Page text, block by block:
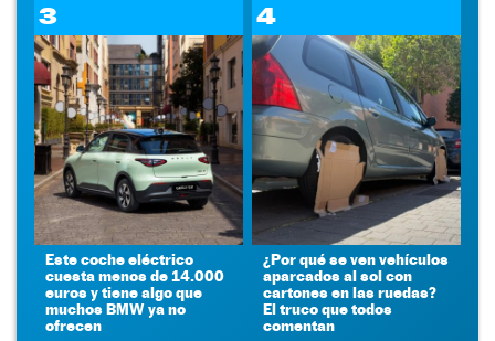
3
Este coche eléctrico
cuesta menos de 14.000
euros y tiene algo que
muchos BMW ya no
ofrecen
4
¿Por qué se ven vehículos
aparcados al sol con
cartones en las ruedas?
El truco que todos
comentan